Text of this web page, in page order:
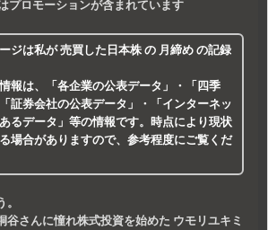
プロモーションが含まれています
ジは私が売買した 日本株 の 月締め の記録
報は、
「各企業の公表データ」 ・
「四季
「証券会社の公表データ」 ・
「インターネッ
るデータ」等の情報です。時点により現状
場合がありますので、参考程度にご覧くだ
谷さんに憧れ株式投資を始めた ウモリユキミ